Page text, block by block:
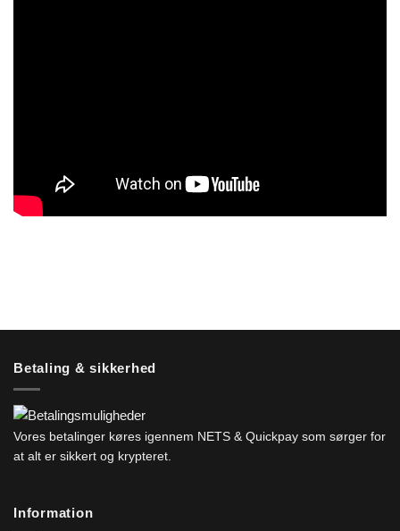
Betaling & sikkerhed
Vores betalinger køres igennem NETS & Quickpay som sørger for
at alt er sikkert og krypteret.
Information